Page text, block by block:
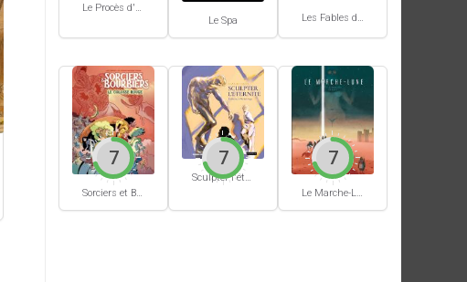
Le Procès d'un immortel
Le Spa Les Fables du Roi des Aulnes
7
Sculpter l'éternité
7 7